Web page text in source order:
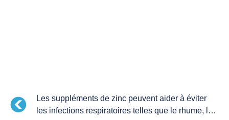
Les suppléments de zinc peuvent aider à éviter
les infections respiratoires telles que le rhume, la